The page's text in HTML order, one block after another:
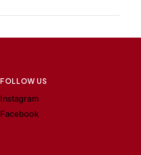
FOLLOW US
Instagram
Facebook